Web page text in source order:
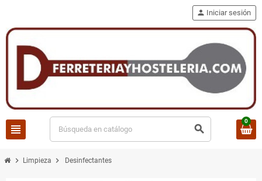
view_headline search
person Iniciar sesión
0
chevron_right Limpieza chevron_right Desinfectantes